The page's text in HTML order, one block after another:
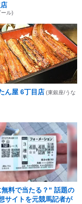
ル)
ん屋 6丁目店 (東銀座/うな
料で当たる？" 話題の
サイトを元競馬記者が